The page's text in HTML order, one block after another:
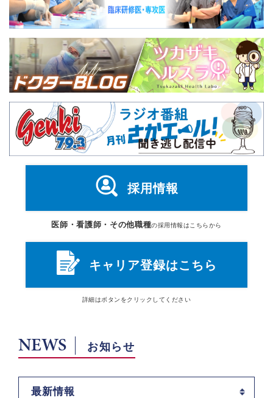
採用情報
医師・看護師・その他職種の採用情報はこちらから
キャリア登録はこちら
詳細はボタン をクリックしてください
NEWS お知らせ
最新情報